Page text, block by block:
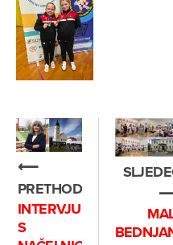
⟵
PRETHODNO
INTERVJU
S